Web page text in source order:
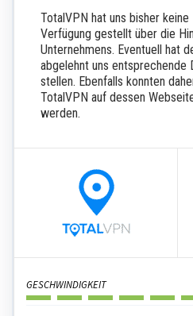
TotalVPN hat uns bisher
Verfügung gestellt über die
Unternehmens. Eventuell hat
abgelehnt uns entsprechende
stellen. Ebenfalls konnten
TotalVPN auf dessen
werden.
GESCHWINDIGKEIT